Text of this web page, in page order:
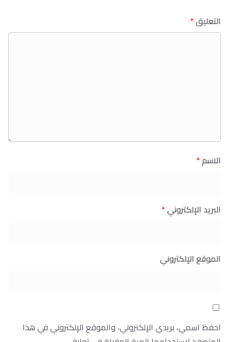
التعليق*
الاسم*
البريد الإلكتروني*
الموقع الإلكتروني
احفظ اسمي، بريدي الإلكتروني، والموقع الإلكتروني في هذا